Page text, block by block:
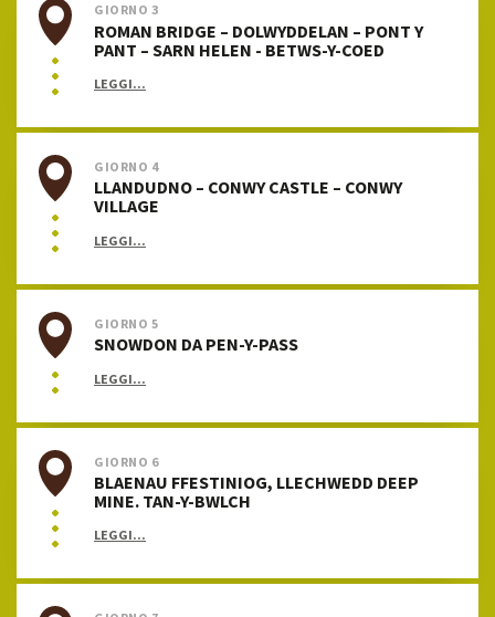
GIORNO 3
ROMAN BRIDGE – DOLWYDDELAN – PONT Y
PANT – SARN HELEN - BETWS-Y-COED
LEGGI...
GIORNO 4
LLANDUDNO – CONWY CASTLE – CONWY
VILLAGE
LEGGI...
GIORNO 5
SNOWDON DA PEN-Y-PASS
LEGGI...
GIORNO 6
BLAENAU FFESTINIOG, LLECHWEDD DEEP
MINE. TAN-Y-BWLCH
LEGGI...